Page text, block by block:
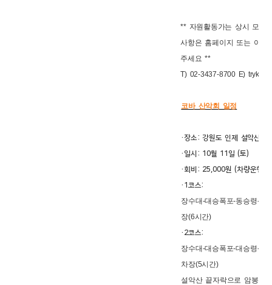
** 자원활동가는 상시 모집
사항은 홈페이지 또는 아래
주세요 **
T) 02-3437-8700 E)
코바 산악회 일정
·장소: 강원도 인제 설악산 안
·일시: 10월 11일 (토)
·회비: 25,000원 (차량운행비
·1코스:
장수대-대승폭포-동승령-안
장(6시간)
·2코스:
장수대-대승폭포-대승령-삼
차장(5시간)
설악산 끝자락으로 암봉과